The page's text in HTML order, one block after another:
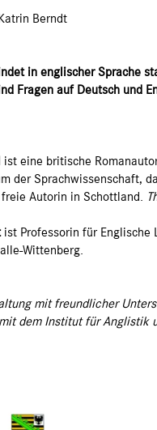
Berndt
in englischer Sprache
Fragen auf Deutsch und
ist eine britische
der Sprachwissenschaft,
Autorin in Schottland.
ist Professorin für Englische
Wittenberg.
mit freundlicher
dem Institut für Anglistik